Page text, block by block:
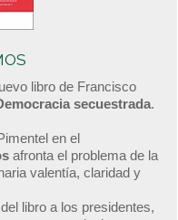
libro de Francisco
secuestrada.
en el
afronta el problema de la
valentía, claridad y
libro a los presidentes,